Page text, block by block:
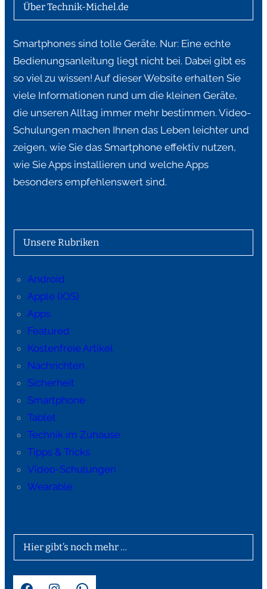
Über Technik-Michel.de
Smartphones sind tolle Geräte. Nur: Eine echte
Bedienungsanleitung liegt nicht bei. Dabei gibt es
so viel zu wissen! Auf dieser Website erhalten Sie
viele Informationen rund um die kleinen Geräte,
die unseren Alltag immer mehr bestimmen. Video-
Schulungen machen Ihnen das Leben leichter und
zeigen, wie Sie das Smartphone effektiv nutzen,
wie Sie Apps installieren und welche Apps
besonders empfehlenswert sind.
Unsere Rubriken
Android
Apple (iOS)
Apps
Featured
Kostenfreie Artikel
Nachrichten
Sicherheit
Smartphone
Tablet
Technik im Zuhause
Tipps & Tricks
Video-Schulungen
Wearable
Hier gibt’s noch mehr …